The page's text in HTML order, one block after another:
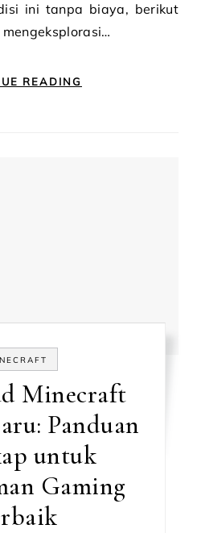
ini tanpa biaya, berikut
READING
Minecraft
Panduan
untuk
Gaming